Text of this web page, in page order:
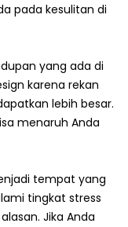
pada kesulitan di
yang ada di
karena rekan
lebih besar.
menaruh Anda
tempat yang
tingkat stress
Jika Anda